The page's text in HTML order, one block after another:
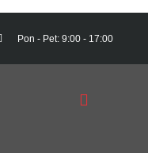
Pon - Pet: 9:00 - 17:00